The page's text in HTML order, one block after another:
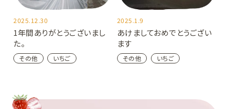
2025.12.30
1年間ありがとうございまし
た。
その他 いちご
2025.1.9
あけましておめでとうござい
ます
その他 いちご